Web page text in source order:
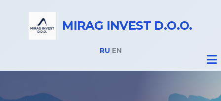
MIRAG INVEST D.O.O.
RU EN